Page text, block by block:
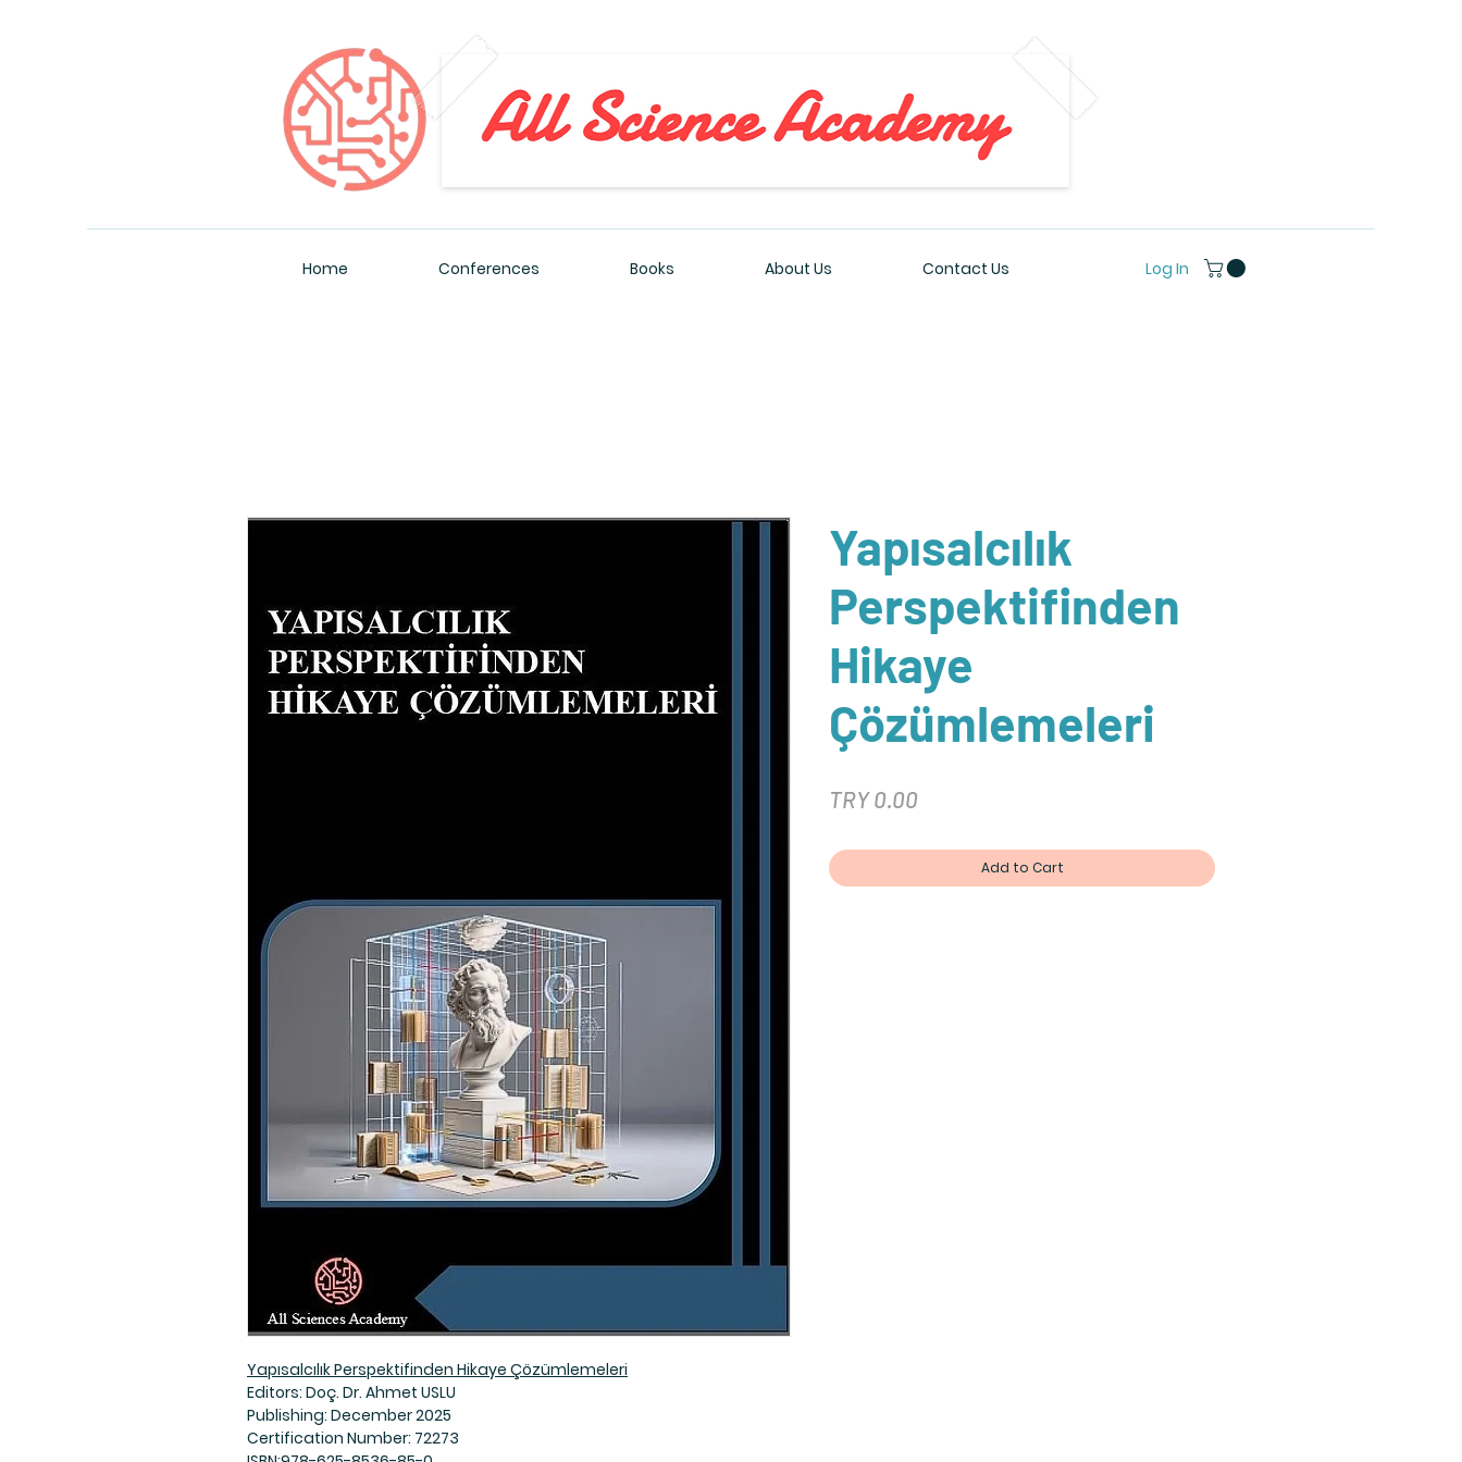
All Sciences Academy
Home Conferences Books About Us Contact Us Log In
Yapısalcılık Perspektifinden Hikaye Çözümlemeleri
Editors: Doç. Dr. Ahmet USLU
Publishing: December 2025
Certification Number: 72273
Yapısalcılık
Perspektifinden
Hikaye
Çözümlemeleri
TRY 0.00
Add to Cart